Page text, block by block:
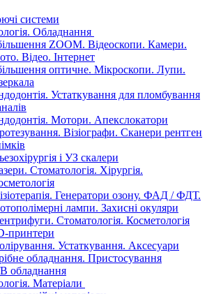
системи
Обладнання
ZOOM. Відеоскопи. Камери.
Відео. Інтернет
оптичне. Мікроскопи. Лупи.
Устаткування для пломбування
Мотори. Апекслокатори
Візіографи. Сканери рентген
і УЗ cкалери
Стоматологія. Хірургія.
Генератори озону. ФАД / ФДТ.
лампи. Захисні окуляри
Стоматологія. Косметологія
принтери
Устаткування. Аксесуари
обладнання. Пристосування
обладнання
Матеріали